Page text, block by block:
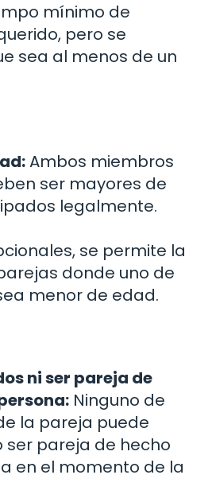
mínimo de
pero se
sea al menos de un
Ambos miembros
ser mayores de
legalmente.
se permite la
donde uno de
menor de edad.
ni ser pareja de
Ninguno de
la pareja puede
ser pareja de hecho
en el momento de la